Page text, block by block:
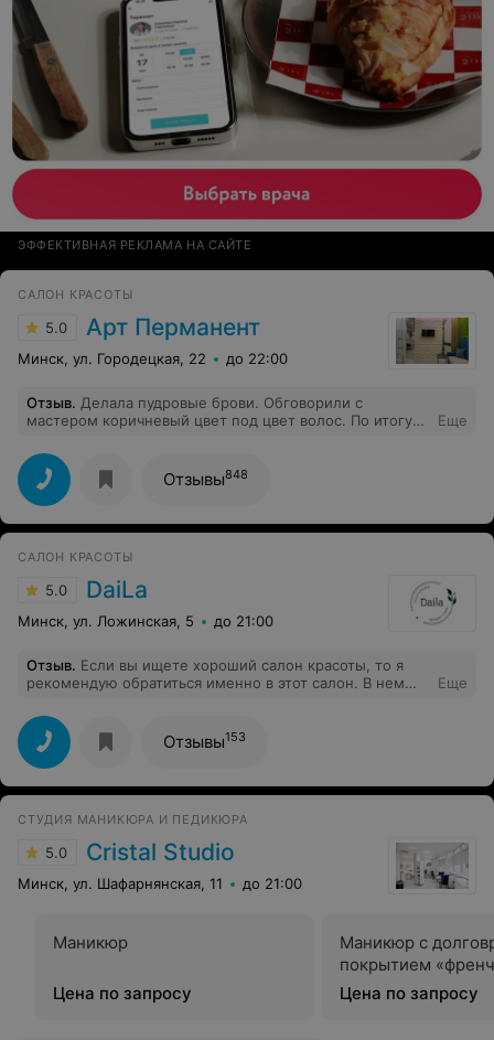
ЭФФЕКТИВНАЯ РЕКЛАМА НА САЙТЕ
САЛОН КРАСОТЫ
5.0 Арт Перманент
Минск, ул. Городецкая, 22 до 22:00
Отзыв. Делала пудровые брови. Обговорили с
мастером коричневый цвет под цвет волос. По итогу
сочеталось с цветом волос. Ещё бы ничего если бы
признали ошибку мастера. Написала отзыв в инстаграм
- удалили отзыв зи заблокировали страницу. Написала
в личку просто не отвечают на сообщение.
Еще
Отзывы848
САЛОН КРАСОТЫ
5.0 DaiLa
Минск, ул. Ложинская, 5 до 21:00
Отзыв. Если вы ищете хороший салон красоты, то я
рекомендую обратиться именно в этот салон. В нем
настоящие эксперты своего дела, готовые помочь и
подсказать, что лучше вам подойдет. Я очень довольна
результатом. мне кажется, что это место стало для
меня настоящей находкой. Спасибо вам, дорогие
мастера!
Еще
Отзывы153
СТУДИЯ МАНИКЮРА И ПЕДИКЮРА
5.0 Cristal Studio
Минск, ул. Шафарнянская, 11 до 21:00
Маникюр
Цена по запросу
Маникюр с
покрытием
Цена по запросу